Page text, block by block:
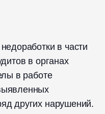
в части
в органах
в работе
других нарушений.